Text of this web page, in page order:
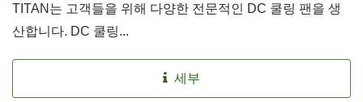
TITAN는 고객들을 위해 다양한 전문적인 DC 쿨링 팬을 생
산합니다. DC 쿨링...
세부